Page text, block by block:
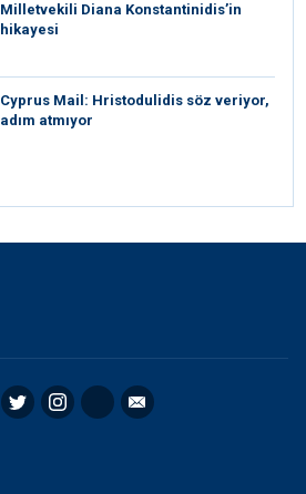
Milletvekili Diana Konstantinidis’in
hikayesi
⁠Cyprus Mail: Hristodulidis söz veriyor,
adım atmıyor
Facebook Twitter Instagram RSS